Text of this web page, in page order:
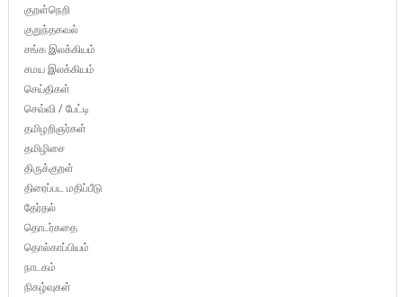
குறள்நெறி
குறுந்தகவல்
சங்க இலக்கியம்
சமய இலக்கியம்
செய்திகள்
செவ்வி / பேட்டி
தமிழறிஞர்கள்
தமிழிசை
திருக்குறள்
திரைப்பட மதிப்பீடு
தேர்தல்
தொடர்கதை
தொல்காப்பியம்
நாடகம்
நிகழ்வுகள்